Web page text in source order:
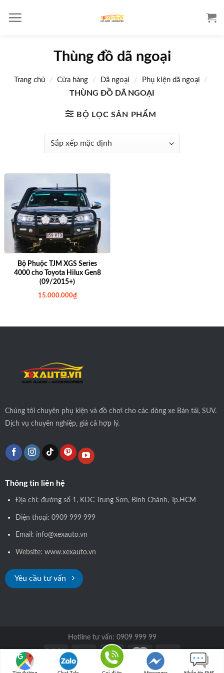
Thùng đồ dã ngoại
Trang chủ / Cửa hàng / Dã ngoại / Phụ kiện dã ngoại
/
THÙNG ĐỒ DÃ NGOẠI
BỘ LỌC SẢN PHẨM
Bộ Phuộc TJM XGS Series
4000 cho Toyota Hilux Gen8
(09/2015+)
15.000.000₫
Chúng tôichuyên phụ kiện và đồ chơi cho các dòng xe Bán tải, SUV.
Dịch vụ chuyên nghiệp, giá cả hợp lý.
Thông tin liên hệ
Địa chỉ: đường số 1, KDC Trung Sơn, Bình Chánh, Tp.HCM
Điện thoại: 0909 999 999
Email: info@xexauto.vn
Website: www.xexauto.vn
Yêu cầu tư vấn
Hotline tư vấn: 0909 999 99
Copyright 2026 © xexauto.vn